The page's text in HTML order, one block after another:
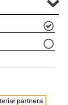
partnera